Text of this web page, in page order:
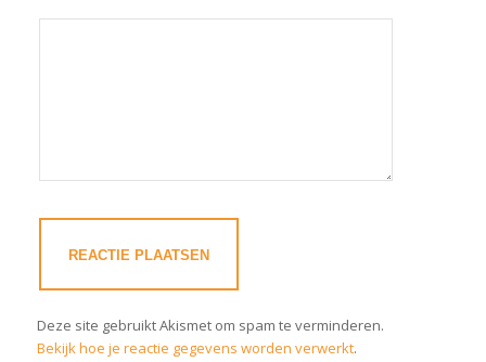
Deze site gebruikt Akismet om spam te verminderen.
Bekijk hoe je reactie gegevens worden verwerkt.